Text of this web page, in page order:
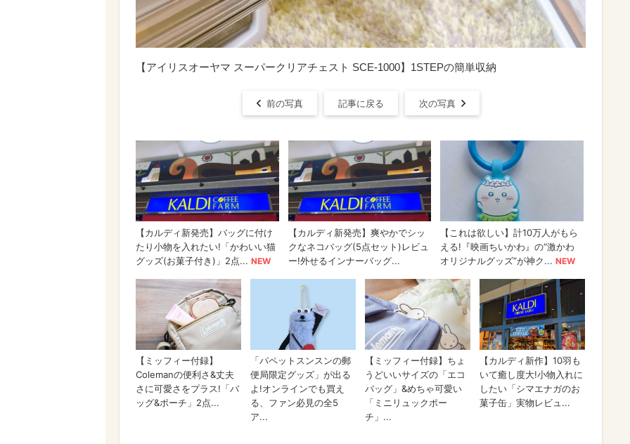
【アイリスオーヤマ スーパークリアチェスト SCE-1000】1STEPの簡単収納
前の写真 記事に戻る 次の写真